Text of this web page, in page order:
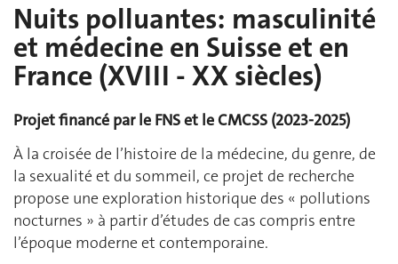
Nuits polluantes: masculinité
et médecine en Suisse et en
France (XVIII - XX siècles)
Projet financé par le FNS et le CMCSS (2023-2025)
À la croisée de l’histoire de la médecine, du genre, de
la sexualité et du sommeil, ce projet de recherche
propose une exploration historique des « pollutions
nocturnes » à partir d’études de cas compris entre
l’époque moderne et contemporaine.